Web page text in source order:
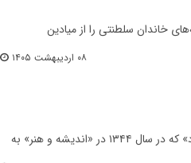
خاندان سلطنتی را از میادین
۰۸ اردیبهشت ۱۴۰۵
اولین داستانی که از گلی ترقی منتشر شد، قصه‌ای بود با نام «میعاد» که در سال ۱۳۴۴ در «اندیشه و هنر» به